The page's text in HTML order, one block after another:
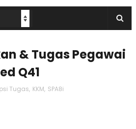
& Tugas Pegawai
Q41
Tugas, KKM, SPA8i